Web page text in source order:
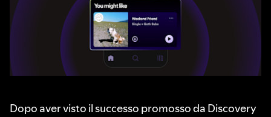
Dopo aver visto il successo promosso da Discovery